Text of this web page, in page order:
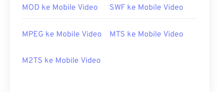
MOD ke Mobile Video SWF ke Mobile Video
MPEG ke Mobile Video MTS ke Mobile Video
M2TS ke Mobile Video